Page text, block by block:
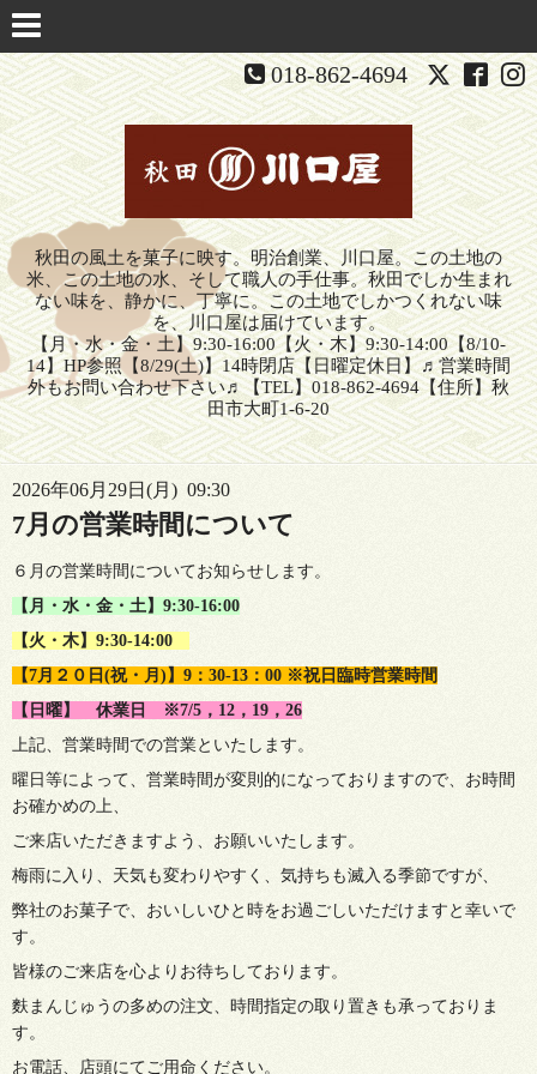
018-862-4694
秋田の風土を菓子に映す。明治創業、川口屋。この土地の
米、この土地の水、そして職人の手仕事。秋田でしか生まれ
ない味を、静かに、丁寧に。この土地でしかつくれない味
を、川口屋は届けています。
【月・水・金・土】9:30-16:00【火・木】9:30-14:00【8/10-
14】HP参照【8/29(土)】14時閉店【日曜定休日】♬営業時間
外もお問い合わせ下さい♬【TEL】018-862-4694【住所】秋
田市大町1-6-20
2026年06月29日(月) 09:30
7月の営業時間について
６月の営業時間についてお知らせします。
【月・水・金・土】9:30-16:00
【火・木】9:30-14:00
【7月２０日(祝・月)】9：30-13：00 ※祝日臨時営業時間
【日曜】
休業日 ※7/5，12，19，26
上記、営業時間での営業といたします。
曜日等によって、営業時間が変則的になっておりますので、お時間
お確かめの上、
ご来店いただきますよう、お願いいたします。
梅雨に入り、天気も変わりやすく、気持ちも滅入る季節ですが、
弊社のお菓子で、おいしいひと時をお過ごしいただけますと幸いで
す。
皆様のご来店を心よりお待ちしております。
麩まんじゅうの多めの注文、時間指定の取り置きも承っておりま
す。
お電話、店頭にてご用命ください。